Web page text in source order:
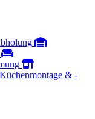
Küchenmontage & -